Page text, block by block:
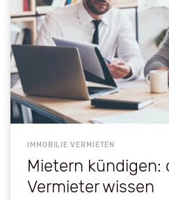
IMMOBILIE VERMIETEN
Mietern kündigen:
Vermieter wissen